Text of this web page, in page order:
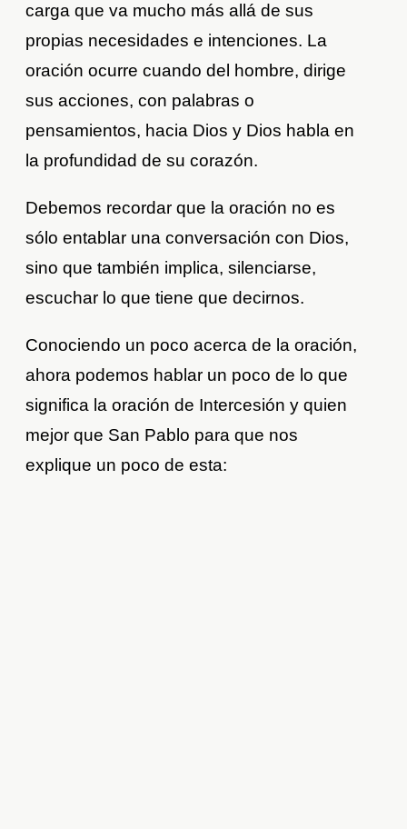
carga que va mucho más allá de sus
propias necesidades e intenciones. La
oración ocurre cuando del hombre, dirige
sus acciones, con palabras o
pensamientos, hacia Dios y Dios habla en
la profundidad de su corazón.
Debemos recordar que la oración no es
sólo entablar una conversación con Dios,
sino que también implica, silenciarse,
escuchar lo que tiene que decirnos.
Conociendo un poco acerca de la oración,
ahora podemos hablar un poco de lo que
significa la oración de Intercesión y quien
mejor que San Pablo para que nos
explique un poco de esta: